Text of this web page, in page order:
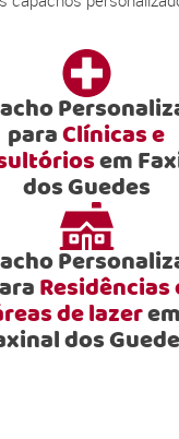
paraClínicas e
em
dos Guedes
Residências
de lazerem
dos